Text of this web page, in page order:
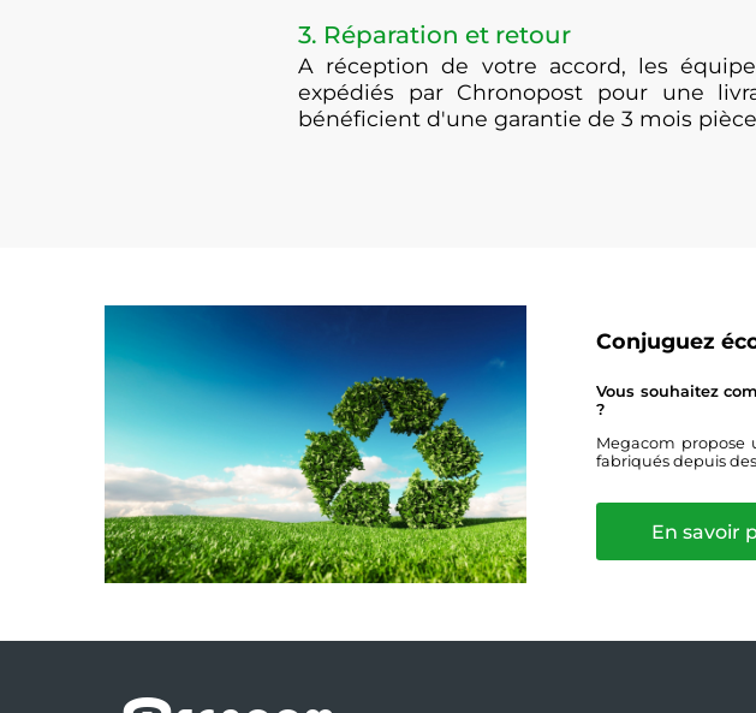
3. Réparation et retour
A réception de votre accord, les
expédiés par Chronopost pour une
bénéficient d'une garantie de 3 mois
Conjuguez
Vous souhaitez
?
Megacom propose
fabriqués depuis
En savoir